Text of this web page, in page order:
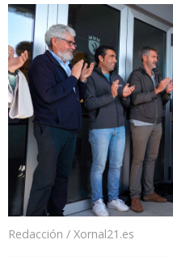
Redacción / Xornal21.es